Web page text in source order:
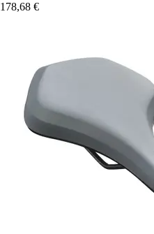
178,68 €